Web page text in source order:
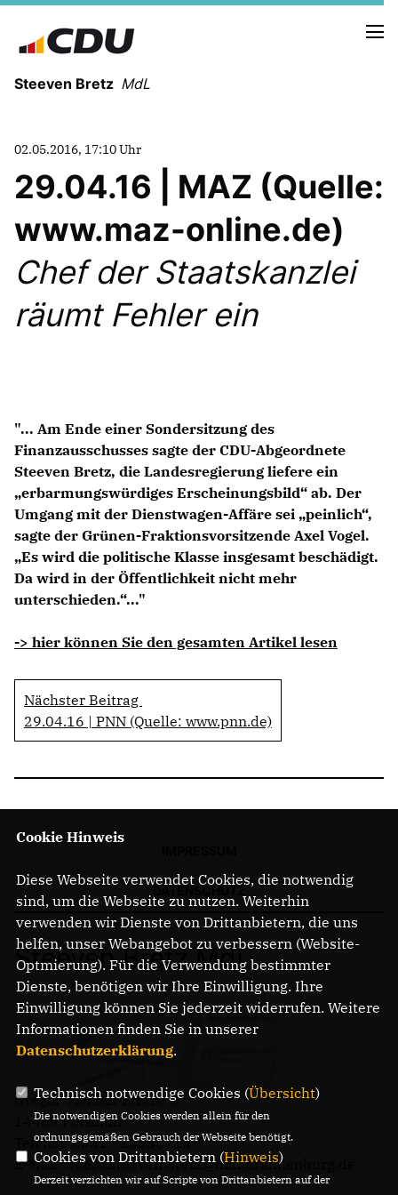
Steeven Bretz MdL
VITA
WAHLKREISBESUCHE
PRESSEFOTOS
MEIN BÜRGERBÜRO
Kleine Anfragen
CDU Deutschland
CDU Fraktion im Brandenburger Landtag
CDU Brandenburg
CDU Potsdam
02.05.2016, 17:10 Uhr
29.04.16 | MAZ (Quelle:
www.maz-online.de)
Chef der Staatskanzlei
räumt Fehler ein
"... Am Ende einer Sondersitzung des
Finanzausschusses sagte der CDU-Abgeordnete
Steeven Bretz, die Landesregierung liefere ein
erbarmungswürdiges Erscheinungsbild“ ab. Der
Umgang mit der Dienstwagen-Affäre sei „peinlich“,
sagte der Grünen-Fraktionsvorsitzende Axel Vogel.
Es wird die politische Klasse insgesamt beschädigt.
Da wird in der Öffentlichkeit nicht mehr
unterschieden.“..."
-> hier können Sie den gesamten Artikel lesen
Nächster Beitrag
29.04.16 | PNN (Quelle: www.pnn.de)
Steeven Bretz MdL
Gregor-Mendel-Straße 3
14469 Potsdam
Telefon: 0331 - 20085713
E-Mail: buero.steeven.bretz@mdl.brandenburg.de
Cookie Hinweis
Diese Webseite verwendet Cookies, die notwendig
sind, um die Webseite zu nutzen. Weiterhin
verwenden wir Dienste von Drittanbietern, die uns
helfen, unser Webangebot zu verbessern (Website-
Optmierung). Für die Verwendung bestimmter
Dienste, benötigen wir Ihre Einwilligung. Ihre
Einwilligung können Sie jederzeit widerrufen. Weitere
Informationen finden Sie in unserer
Datenschutzerklärung.
Technisch notwendige Cookies (Übersicht)
Die notwendigen Cookies werden allein für den
ordnungsgemäßen Gebrauch der Webseite benötigt.
Cookies von Drittanbietern (Hinweis)
Derzeit verzichten wir auf Scripte von Drittanbietern auf der